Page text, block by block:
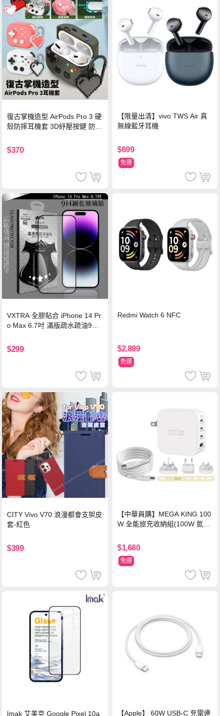
復古掌機造型 AirPods Pro 3 硬
殼防摔耳機套 3D紓壓按鍵 防開
$370
【限量出清】vivo TWS Air 真
無線藍牙耳機
$699
免運
VXTRA 全膠貼合 iPhone 14 Pr
o Max 6.7吋 滿版疏水疏油9H
$299
Redmi Watch 6 NFC
$2,899
免運
CITY Vivo V70 浪漫都會支架皮
套-紅色
$399
【中華員購】MEGA KING 100
W 全能旅充收納組(100W 氮化
萬國轉接器)
$1,680
免運
Imak 艾美克 Google Pixel 10a 【Apple】 60W USB-C 充電連